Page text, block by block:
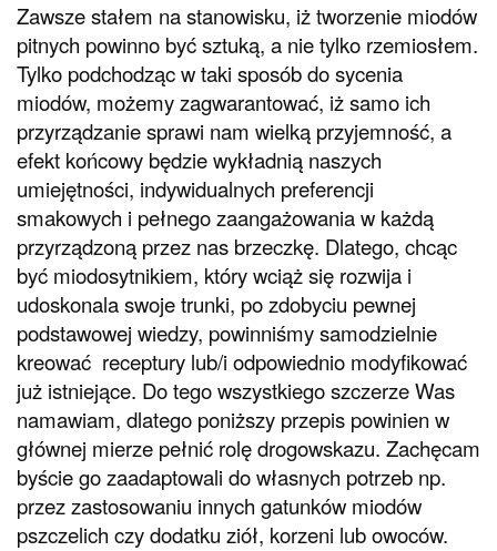
Zawsze stałem na stanowisku, iż tworzenie miodów
pitnych powinno być sztuką, a nie tylko rzemiosłem.
Tylko podchodząc w taki sposób do sycenia
miodów, możemy zagwarantować, iż samo ich
przyrządzanie sprawi nam wielką przyjemność, a
efekt końcowy będzie wykładnią naszych
umiejętności, indywidualnych preferencji
smakowych i pełnego zaangażowania w każdą
przyrządzoną przez nas brzeczkę. Dlatego, chcąc
być miodosytnikiem, który wciąż się rozwija i
udoskonala swoje trunki, po zdobyciu pewnej
podstawowej wiedzy, powinniśmy samodzielnie
kreować receptury lub/i odpowiednio modyfikować
już istniejące. Do tego wszystkiego szczerze Was
namawiam, dlatego poniższy przepis powinien w
głównej mierze pełnić rolę drogowskazu. Zachęcam
byście go zaadaptowali do własnych potrzeb np.
przez zastosowaniu innych gatunków miodów
pszczelich czy dodatku ziół, korzeni lub owoców.